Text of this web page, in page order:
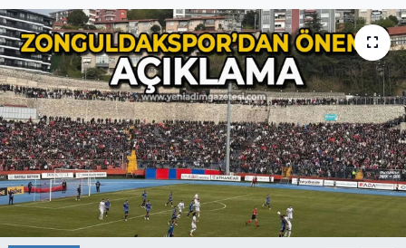
SAĞLIK
GÜNCEL
RESMİ İLAN
Künye